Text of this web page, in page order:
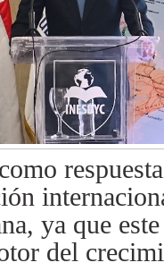
ya que
del